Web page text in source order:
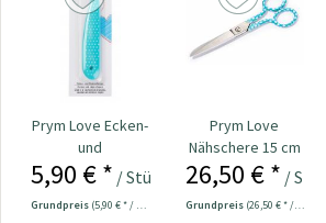
Prym Love Ecken-
und
Kantenformer Nr.
5,90 € * / Stück
Grundpreis (5,90 € * / 1 Stück)
Prym Love
Nähschere 15 cm
Nr. 610541
26,50 € * / Stück
Grundpreis (26,50 € * / 1 Stück)